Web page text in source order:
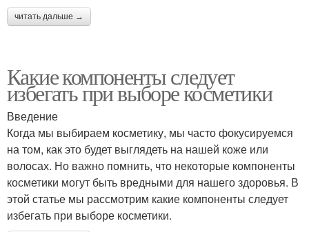
читать дальше →
Какие компоненты следует
избегать при выборе косметики
Введение
Когда мы выбираем косметику, мы часто фокусируемся
на том, как это будет выглядеть на нашей коже или
волосах. Но важно помнить, что некоторые компоненты
косметики могут быть вредными для нашего здоровья. В
этой статье мы рассмотрим какие компоненты следует
избегать при выборе косметики.